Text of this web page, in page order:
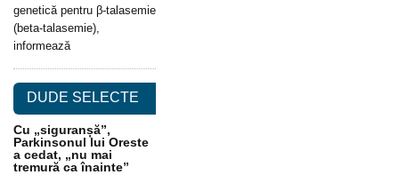
genetică pentru β-talasemie
(beta-talasemie),
informează
DUDE SELECTE
Cu „siguranșă”,
Parkinsonul lui Oreste
a cedat, „nu mai
tremură ca înainte”